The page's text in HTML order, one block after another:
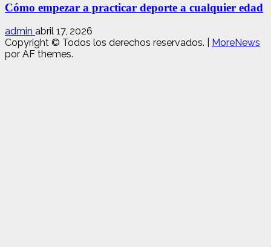
Cómo empezar a practicar deporte a cualquier edad
admin abril 17, 2026
Copyright © Todos los derechos reservados.
MoreNews
por AF themes.